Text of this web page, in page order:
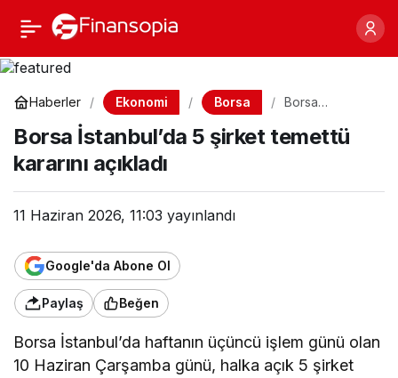
Haberler Ekonomi Borsa
Borsa
şirket temettü
kararını açıkladı
Borsa İstanbul’da 5 şirket temettü
kararını açıkladı
11 Haziran 2026, 11:03 yayınlandı
Google'da Abone Ol
Paylaş Beğen
Borsa İstanbul’da haftanın üçüncü işlem günü olan
10 Haziran Çarşamba günü, halka açık 5 şirket
Borsa İstanbul’da 5
şirket temettü kararını
Paylaş